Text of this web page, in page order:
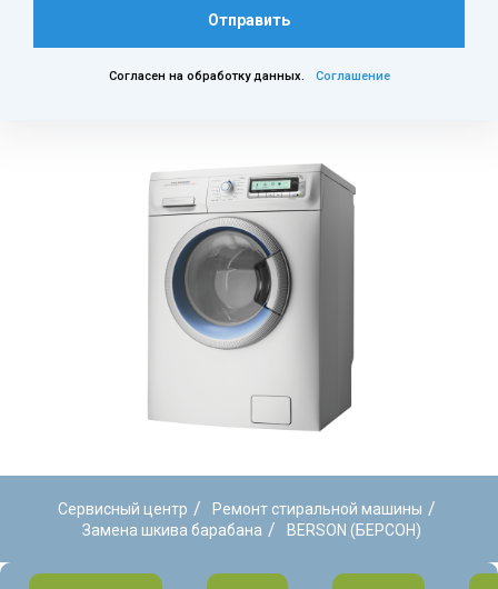
Отправить
Согласен на обработку данных. Соглашение
Сервисный центр / Ремонт стиральной машины /
Замена шкива барабана / BERSON (БЕРСОН)